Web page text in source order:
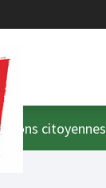
citoyennes